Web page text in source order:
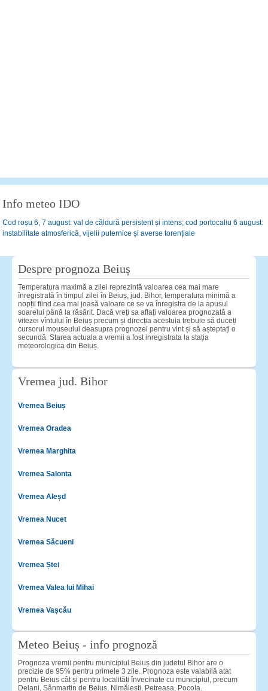
Info meteo IDO
Cod roșu 6, 7 august: val de căldură persistent și intens; cod portocaliu 6 august:
instabilitate atmosferică, vijelii puternice și averse torențiale
Despre prognoza Beiuș
Temperatura maximă a zilei reprezintă valoarea cea mai mare
înregistrată în timpul zilei în Beiuș, jud. Bihor, temperatura minimă a
nopții fiind cea mai joasă valoare ce se va înregistra de la apusul
soarelui până la răsărit. Dacă vreți sa aflați valoarea prognozată a
vitezei vîntului în Beiuș precum și direcția acestuia trebuie să duceți
cursorul mouseului deasupra prognozei pentru vint și să așteptați o
secundă. Starea actuala a vremii a fost inregistrata la stația
meteorologica din Beiuș.
Vremea jud. Bihor
Vremea Beiuș
Vremea Oradea
Vremea Marghita
Vremea Salonta
Vremea Aleșd
Vremea Nucet
Vremea Săcueni
Vremea Ștei
Vremea Valea lui Mihai
Vremea Vașcău
Meteo Beiuș - info prognoză
Prognoza vremii pentru municipiul Beiuș din judetul Bihor are o
precizie de 95% pentru primele 3 zile. Prognoza este valabilă atat
pentru Beius cât și pentru localități învecinate cu municipiul, precum
Delani, Sânmartin de Beiuș, Nimăiești, Petreasa, Pocola.